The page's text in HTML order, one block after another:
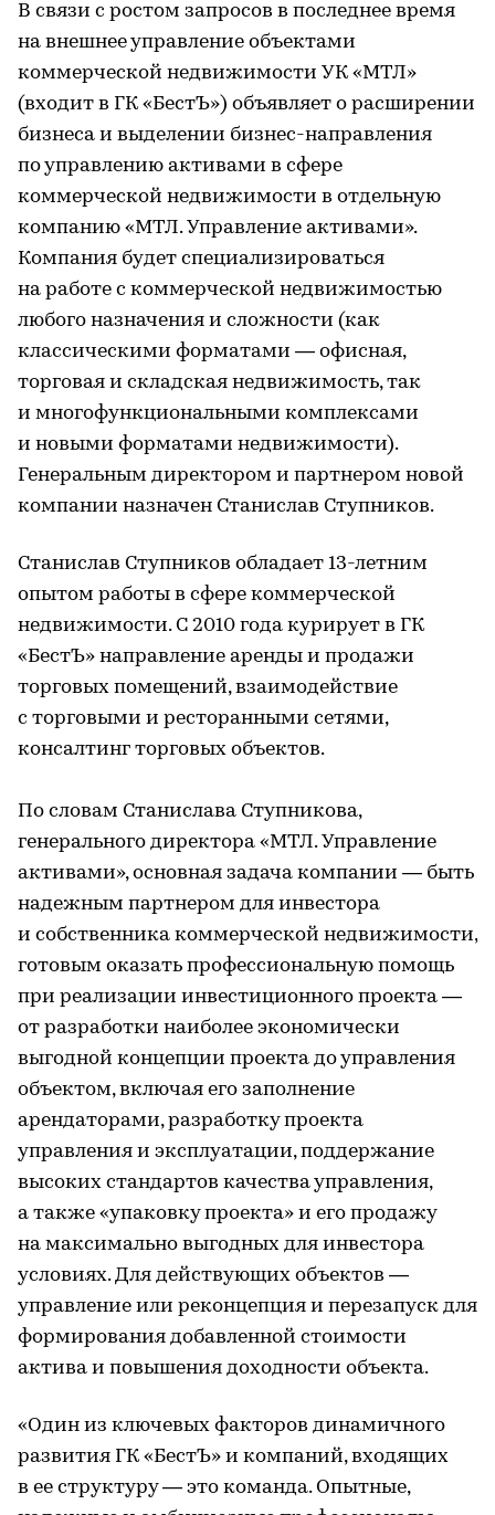
В связи с ростом запросов в последнее время
на внешнее управление объектами
коммерческой недвижимости УК «МТЛ»
(входит в ГК «БестЪ») объявляет о расширении
бизнеса и выделении бизнес-направления
по управлению активами в сфере
коммерческой недвижимости в отдельную
компанию «МТЛ. Управление активами».
Компания будет специализироваться
на работе с коммерческой недвижимостью
любого назначения и сложности (как
классическими форматами — офисная,
торговая и складская недвижимость, так
и многофункциональными комплексами
и новыми форматами недвижимости).
Генеральным директором и партнером новой
компании назначен Станислав Ступников.
Станислав Ступников обладает 13-летним
опытом работы в сфере коммерческой
недвижимости. С 2010 года курирует в ГК
«БестЪ» направление аренды и продажи
торговых помещений, взаимодействие
с торговыми и ресторанными сетями,
консалтинг торговых объектов.
По словам Станислава Ступникова,
генерального директора «МТЛ. Управление
активами», основная задача компании — быть
надежным партнером для инвестора
и собственника коммерческой недвижимости,
готовым оказать профессиональную помощь
при реализации инвестиционного проекта —
от разработки наиболее экономически
выгодной концепции проекта до управления
объектом, включая его заполнение
арендаторами, разработку проекта
управления и эксплуатации, поддержание
высоких стандартов качества управления,
а также «упаковку проекта» и его продажу
на максимально выгодных для инвестора
условиях. Для действующих объектов —
управление или реконцепция и перезапуск для
формирования добавленной стоимости
актива и повышения доходности объекта.
«Один из ключевых факторов динамичного
развития ГК «БестЪ» и компаний, входящих
в ее структуру — это команда. Опытные,